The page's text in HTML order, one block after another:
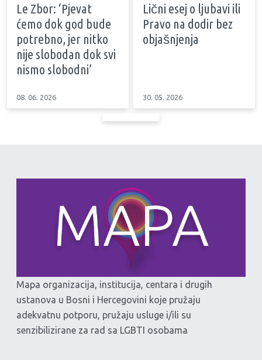
Le Zbor: ‘Pjevat
ćemo dok god bude
potrebno, jer nitko
nije slobodan dok svi
nismo slobodni’
08. 06. 2026
Lični esej o ljubavi ili
Pravo na dodir bez
objašnjenja
30. 05. 2026
Mapa organizacija, institucija, centara i drugih
ustanova u Bosni i Hercegovini koje pružaju
adekvatnu potporu, pružaju usluge i/ili su
senzibilizirane za rad sa LGBTI osobama